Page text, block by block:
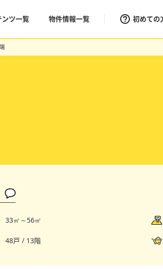
ツ一覧 物件情報一覧 初めての
33㎡～56㎡
48戸 / 13階